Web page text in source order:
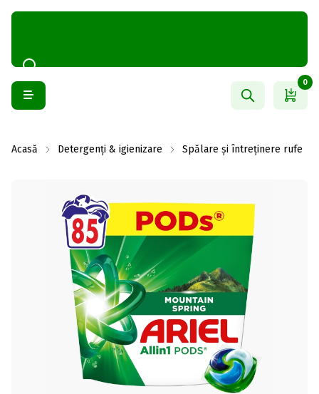
0
Acasă Detergenți & igienizare Spălare și întreținere rufe